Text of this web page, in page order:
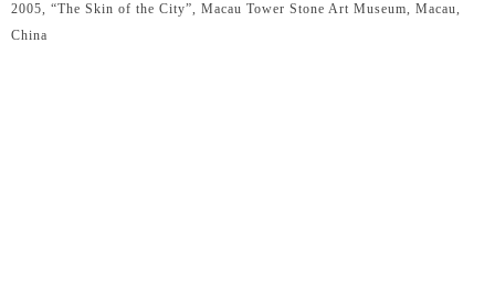
2005, “The Skin of the City”, Macau Tower Stone Art Museum, Macau,
China